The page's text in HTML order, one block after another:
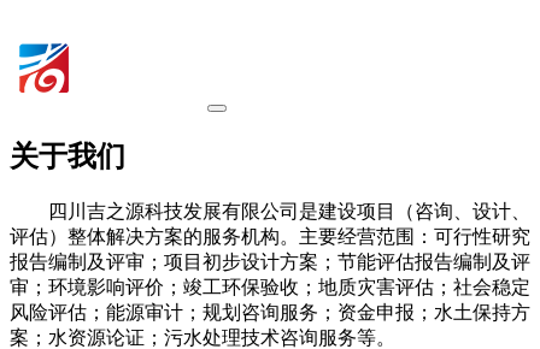
关于我们
四川吉之源科技发展有限公司是建设项目（咨询、设计、
评估）整体解决方案的服务机构。主要经营范围：可行性研究
报告编制及评审；项目初步设计方案；节能评估报告编制及评
审；环境影响评价；竣工环保验收；地质灾害评估；社会稳定
风险评估；能源审计；规划咨询服务；资金申报；水土保持方
案；水资源论证；污水处理技术咨询服务等。